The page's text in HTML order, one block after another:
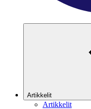
Artikkelit
Artikkelit